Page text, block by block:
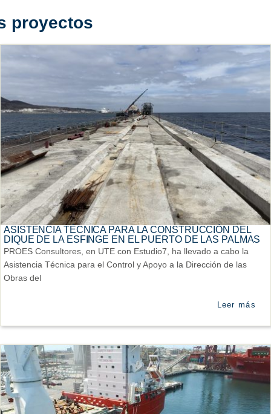
proyectos
ASISTENCIA TÉCNICA PARA LA CONSTRUCCIÓN DEL
DIQUE DE LA ESFINGE EN EL PUERTO DE LAS PALMAS
PROES Consultores, en UTE con Estudio7, ha llevado a cabo la
Asistencia Técnica para el Control y Apoyo a la Dirección de las
Obras del
Leer más